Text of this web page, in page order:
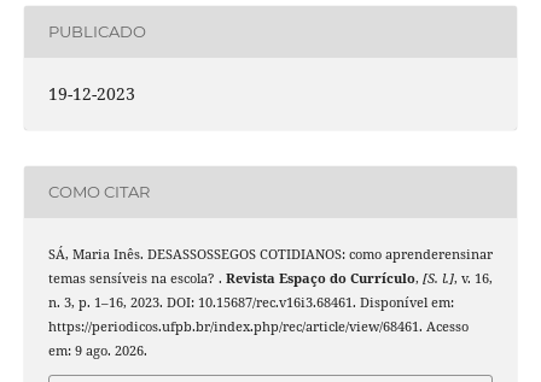
PUBLICADO
19-12-2023
COMO CITAR
SÁ, Maria Inês. DESASSOSSEGOS COTIDIANOS: como aprenderensinar
temas sensíveis na escola? . Revista Espaço do Currículo, [S. l.], v. 16,
n. 3, p. 1–16, 2023. DOI: 10.15687/rec.v16i3.68461. Disponível em:
https://periodicos.ufpb.br/index.php/rec/article/view/68461. Acesso
em: 9 ago. 2026.